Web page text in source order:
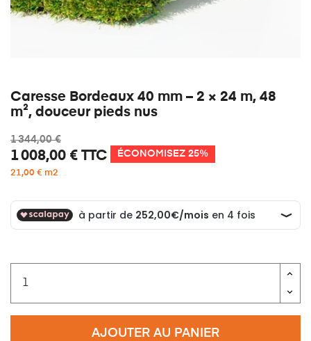
Caresse Bordeaux 40 mm – 2 × 24 m, 48
m², douceur pieds nus
1 344,00 €
1 008,00 € TTC ÉCONOMISEZ 25%
21,00 € m2
AJOUTER AU PANIER